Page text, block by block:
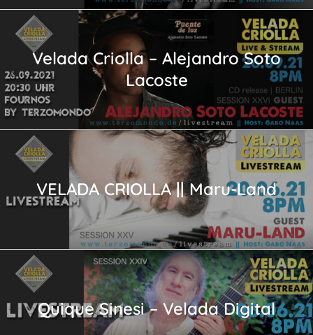
Velada Criolla – Alejandro Soto
Lacoste
VELADA CRIOLLA || Maru-Land
Quique Sinesi – Velada Digital